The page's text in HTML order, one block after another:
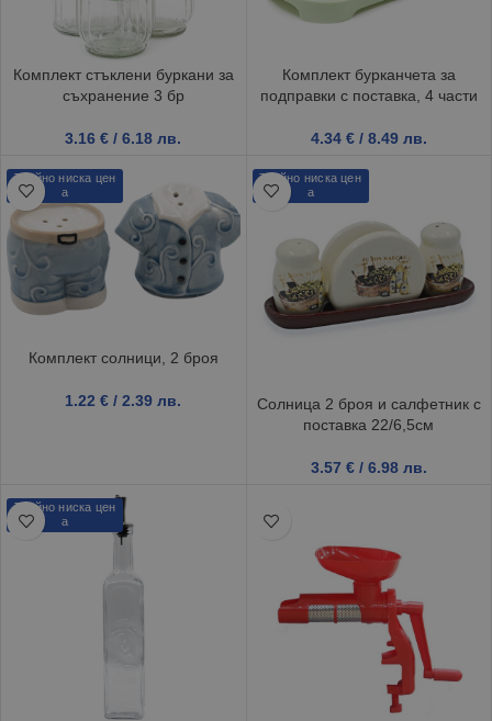
Комплект стъклени буркани за
съхранение 3 бр
3.16€ / 6.18 лв.
Комплект бурканчета за
подправки с поставка, 4 части
4.34 € / 8.49 лв.
Трайно ниска цен
а
Комплект солници, 2 броя
1.22€ / 2.39 лв.
Трайно ниска цен
а
Солница 2 броя и салфетник с
поставка 22/6,5см
3.57 € / 6.98 лв.
Трайно ниска цен
а